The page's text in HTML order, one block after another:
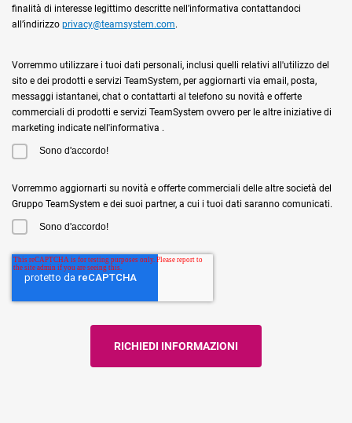
finalità di interesse legittimo descritte nell’informativa contattandoci
all’indirizzo privacy@teamsystem.com.
Vorremmo utilizzare i tuoi dati personali, inclusi quelli relativi all'utilizzo del
sito e dei prodotti e servizi TeamSystem, per aggiornarti via email, posta,
messaggi istantanei, chat o contattarti al telefono su novità e offerte
commerciali di prodotti e servizi TeamSystem ovvero per le altre iniziative di
marketing indicate nell'informativa .
Sono d'accordo!
Vorremmo aggiornarti su novità e offerte commerciali delle altre società del
Gruppo TeamSystem e dei suoi partner, a cui i tuoi dati saranno comunicati.
Sono d'accordo!